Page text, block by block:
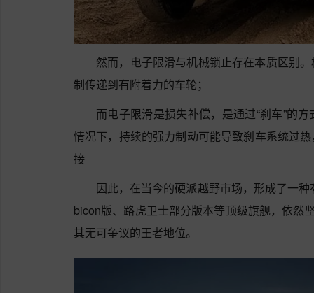
然而，电子限滑与机械锁止存在本质区别
制传递到有附着力的车轮；
而电子限滑是损失补偿，是通过“刹车”的
情况下，持续的强力制动可能导致刹车系统过
接
因此，在当今的硬派越野市场，形成了一
bicon版、路虎卫士部分版本等顶级旗舰，依然
其无可争议的王者地位。